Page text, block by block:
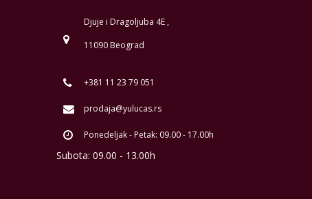
Djuje i Dragoljuba 4E ,
11090 Beograd
+381 11 23 79 051
prodaja@yulucas.rs
Ponedeljak - Petak: 09.00 - 17.00h
Subota: 09.00 - 13.00h